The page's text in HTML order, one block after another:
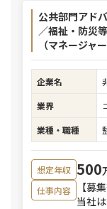
公共部門アド
／福祉・防災
（マネージャー
企業名
業界
業種・職種
想定年収 500
仕事内容
【募
当社